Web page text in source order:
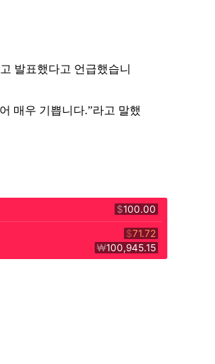
발표했다고 언급했습니
매우 기쁩니다.”라고 말했